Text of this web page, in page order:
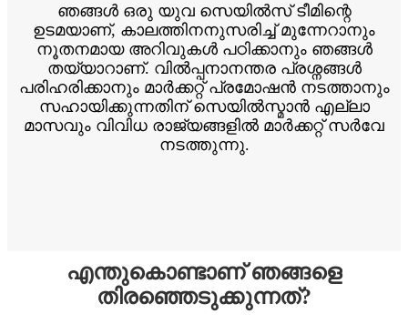
ഞങ്ങൾ ഒരു യുവ സെയിൽസ് ടീമിന്റെ
ഉടമയാണ്, കാലത്തിനനുസരിച്ച് മുന്നേറാനും
നൂതനമായ അറിവുകൾ പഠിക്കാനും ഞങ്ങൾ
തയ്യാറാണ്. വിൽപ്പനാനന്തര പ്രശ്നങ്ങൾ
പരിഹരിക്കാനും മാർക്കറ്റ് പ്രമോഷൻ നടത്താനും
സഹായിക്കുന്നതിന് സെയിൽസ്മാൻ എല്ലാ
മാസവും വിവിധ രാജ്യങ്ങളിൽ മാർക്കറ്റ് സർവേ
നടത്തുന്നു.
എന്തുകൊണ്ടാണ് ഞങ്ങളെ
തിരഞ്ഞെടുക്കുന്നത്?